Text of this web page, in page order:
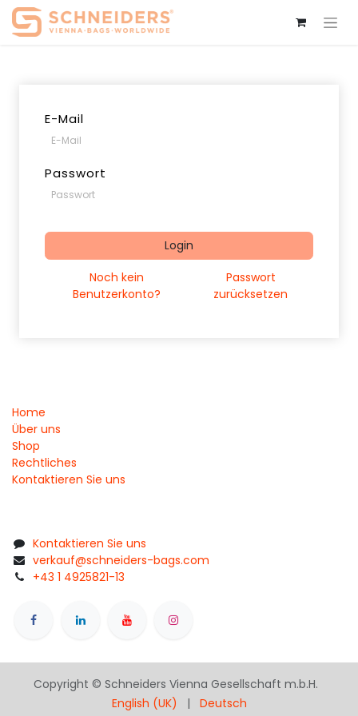
E-Mail
Passwort
Login
Noch kein
Benutzerkonto?
Passwort
zurücksetzen
Home
Über uns
Shop
Rechtliches
Kontaktieren Sie uns
Kontaktieren Sie uns
verkauf@schneiders-bags.com
+43 1 4925821-13
Copyright © Schneiders Vienna Gesellschaft m.b.H.
English (UK)
| Deutsch